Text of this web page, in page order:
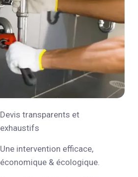
Devis transparents et
exhaustifs
Une intervention efficace,
économique & écologique.